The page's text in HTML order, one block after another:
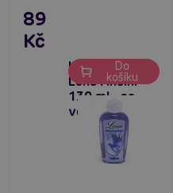
Lubrikační gel
Lona Anální
130 ml - na
vodní bázi
89
Kč
Do
košíku